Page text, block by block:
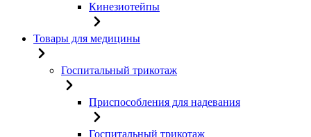
Кинезиотейпы
Товары для медицины
Госпитальный трикотаж
Приспособления для надевания
Госпитальный трикотаж